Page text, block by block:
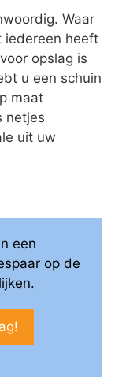
Waar
iedereen heeft
opslag is
u een schuin
maat
netjes
uit uw
een
op de